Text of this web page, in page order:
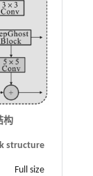
构
structure
Full size